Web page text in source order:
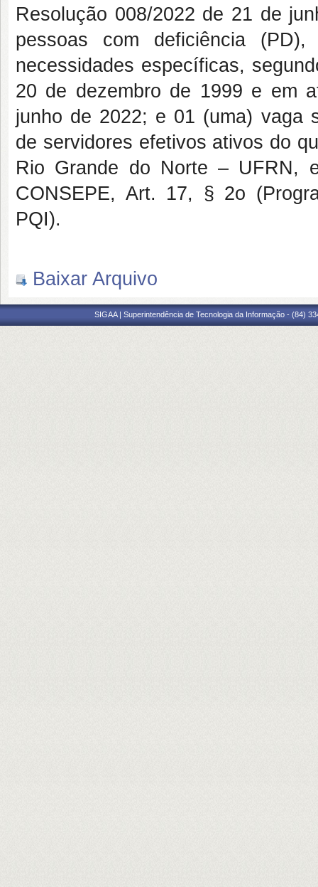
Resolução 008/2022 de 21 de
pessoas com deficiência
necessidades específicas,
20 de dezembro de 1999 e em
junho de 2022; e 01 (uma) vaga
de servidores efetivos ativos do
Rio Grande do Norte – UFRN,
CONSEPE, Art. 17, § 2o
PQI).
Baixar Arquivo
SIGAA | Superintendência de Tecnologia da Informação - (84)